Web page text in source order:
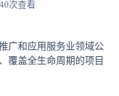
次查看
广和应用服务业领域公
覆盖全生命周期的项目